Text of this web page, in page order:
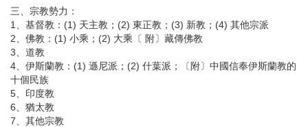
三、宗教勢力：
1、基督教：(1) 天主教；(2) 東正教；(3) 新教；(4) 其他宗派
2、佛教：(1) 小乘；(2) 大乘〔 附〕藏傳佛教
3、道教
4、伊斯蘭教：(1) 遜尼派；(2) 什葉派；〔附〕中國信奉伊斯蘭教的
十個民族
5、印度教
6、猶太教
7、其他宗教